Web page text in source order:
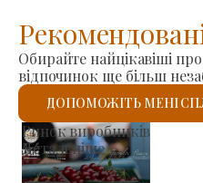
Обирайте найцікавіші
відпочинок ще більш
ДОПОМОЖІТЬ МЕНІ
Римо-католицький
Детальніше